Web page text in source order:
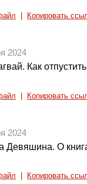
Копировать
2024
Как
Копировать
2024
Девяшина. О
Копировать